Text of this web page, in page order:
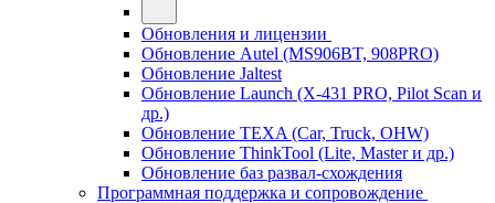
Обновления и лицензии
Обновление Autel (MS906BT, 908PRO)
Обновление Jaltest
Обновление Launch (X-431 PRO, Pilot Scan и
др.)
Обновление TEXA (Car, Truck, OHW)
Обновление ThinkTool (Lite, Master и др.)
Обновление баз развал-схождения
Программная поддержка и сопровождение